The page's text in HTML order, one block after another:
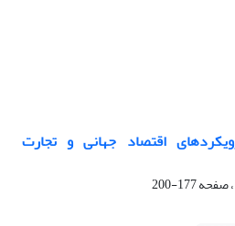
اقتصاد جهانی و تجارت
177-200